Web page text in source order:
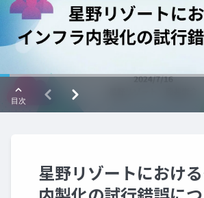
星野リゾートにおけ